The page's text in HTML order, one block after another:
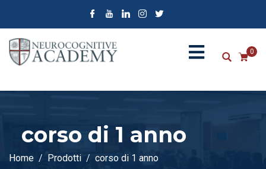
0
corso di 1 anno
Home Prodotti corso di 1 anno